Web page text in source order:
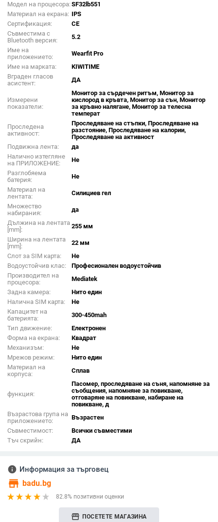
Модел на процесора: SF32lb551
Материал на екрана: IPS
Сертификация:
CE
Съвместима с
Bluetooth версия:
5.2
Име на
приложението:
Wearfit Pro
Име на марката:
KIWITIME
Вграден гласов
асистент:
ДА
Измерени
показатели:
Монитор за сърдечен ритъм, Монитор за
кислород в кръвта, Монитор за сън, Монитор
за кръвно налягане, Монитор за телесна
температ
Проследена
активност:
Проследяване на стъпки, Проследяване на
разстояние, Проследяване на калории,
Проследяване на активност
Подвижна лента:
да
Налично изтегляне
на ПРИЛОЖЕНИЕ:
Не
Разглобяема
батерия:
Не
Материал на
лентата:
Силициев гел
Множество
набирания:
да
Дължина на лентата
[mm]:
255 мм
Ширина на лентата
[mm]:
22 мм
Слот за SIM карта:
Не
Водоустойчив клас:
Професионален водоустойчив
Производител на
процесора:
Mediatek
Задна камера:
Нито един
Налична SIM карта:
Не
Капацитет на
батерията:
300-450mah
Тип движение:
Електронен
Форма на екрана:
Квадрат
Механизъм:
Не
Мрежов режим:
Нито един
Материал на
корпуса:
Сплав
функция:
Пасомер, проследяване на съня, напомняне за
съобщения, напомняне за повикване,
отговаряне на повикване, набиране на
повикване, д
Възрастова група на
приложението:
Възрастен
Съвместимост:
Всички съвместими
Тъч скрийн:
ДА
info Информация за търговец
store badu.bg
82.8% позитивни оценки
storefront ПОСЕТЕТЕ МАГАЗИНА